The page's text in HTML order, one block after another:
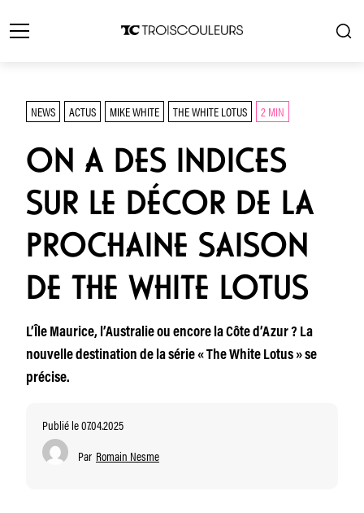
NEWS ACTUS MIKE WHITE THE WHITE LOTUS 2 MIN
ON A DES INDICES
SUR LE DÉCOR DE LA
PROCHAINE SAISON
DE THE WHITE LOTUS
L’Île Maurice, l’Australie ou encore la Côte d’Azur ? La
nouvelle destination de la série « The White Lotus » se
précise.
Publié le 07.04.2025
Par Romain Nesme